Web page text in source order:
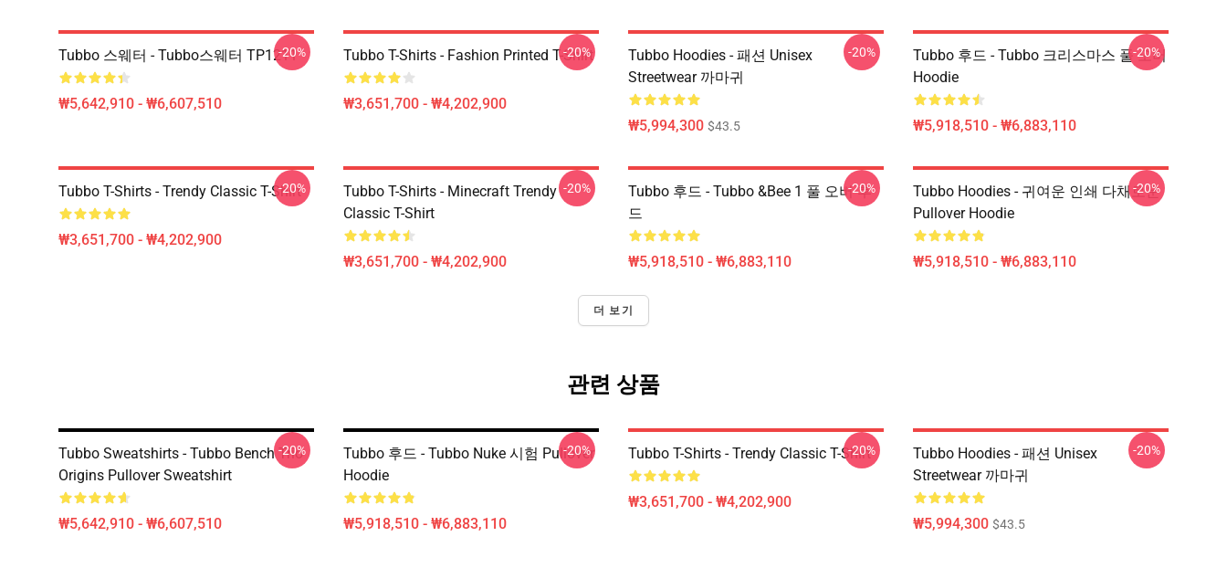
Tubbo 스웨터 - Tubbo스웨터 TP1211
₩5,642,910 - ₩6,607,510
-20% Tubbo T-Shirts - Fashion Printed T-Shirt
₩3,651,700 - ₩4,202,900
-20%
Tubbo Hoodies - 패션 Unisex
Streetwear 까마귀
₩5,994,300 $43.5
-20%
Tubbo 후드 - Tubbo 크리스마스 풀 오버
Hoodie
₩5,918,510 - ₩6,883,110
-20%
Tubbo T-Shirts - Trendy Classic T-Shirt
₩3,651,700 - ₩4,202,900
-20%
Tubbo T-Shirts - Minecraft Trendy
Classic T-Shirt
₩3,651,700 - ₩4,202,900
-20%
Tubbo 후드 - Tubbo &Bee 1 풀 오버 후
드
₩5,918,510 - ₩6,883,110
-20%
Tubbo Hoodies - 귀여운 인쇄 다채로운
Pullover Hoodie
₩5,918,510 - ₩6,883,110
-20%
더 보기
관련 상품
Tubbo Sweatshirts - Tubbo Bench Trio
Origins Pullover Sweatshirt
₩5,642,910 - ₩6,607,510
-20%
Tubbo 후드 - Tubbo Nuke 시험 Pullover
Hoodie
₩5,918,510 - ₩6,883,110
-20% Tubbo T-Shirts - Trendy Classic T-Shirt
₩3,651,700 - ₩4,202,900
-20%
Tubbo Hoodies - 패션 Unisex
Streetwear 까마귀
₩5,994,300 $43.5
-20%